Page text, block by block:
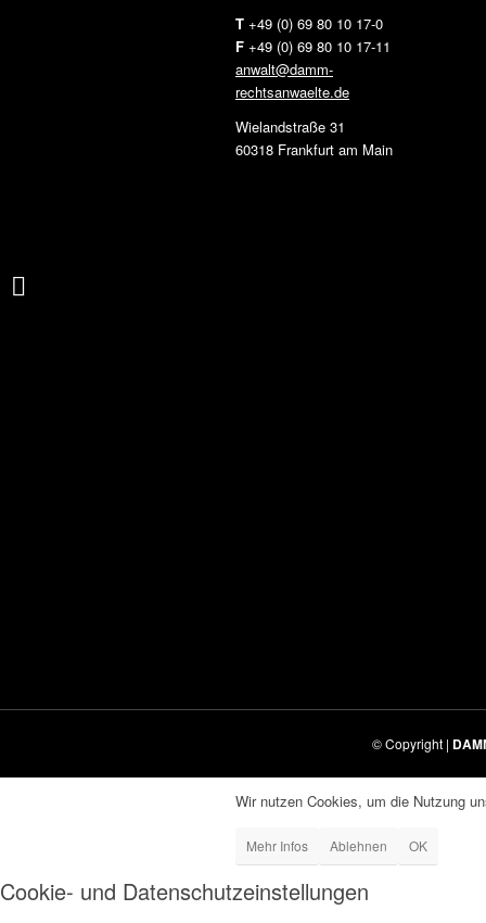
T +49 (0) 69 80 10 17-0
F +49 (0) 69 80 10 17-11
anwalt@damm-
rechtsanwaelte.de
Wielandstraße 31
60318 Frankfurt am Main
© Copyright |
Wir nutzen Cookies, um die Nutzung
Mehr Infos Ablehnen OK
Cookie- und Datenschutzeinstellungen